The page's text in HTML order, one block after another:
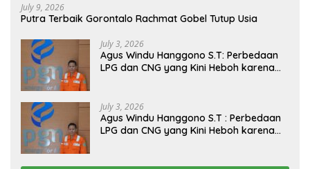
July 9, 2026
Putra Terbaik Gorontalo Rachmat Gobel Tutup Usia
July 3, 2026
Agus Windu Hanggono S.T: Perbedaan
LPG dan CNG yang Kini Heboh karena
July 3, 2026
Agus Windu Hanggono S.T : Perbedaan
LPG dan CNG yang Kini Heboh karena